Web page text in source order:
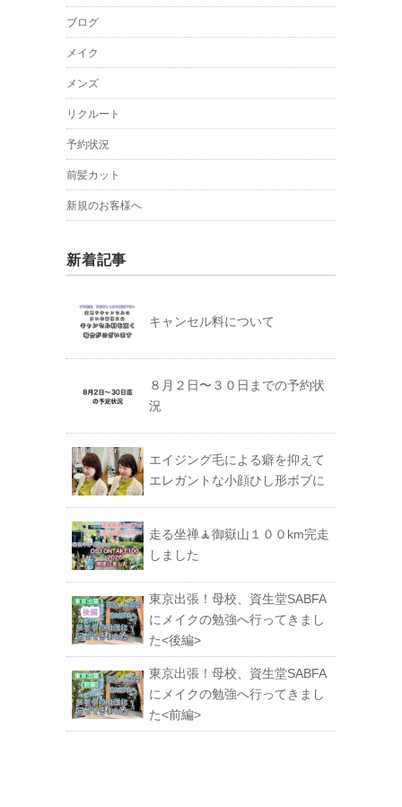
ブログ
メイク
メンズ
リクルート
予約状況
前髪カット
新規のお客様へ
新着記事
キャンセル料について
８月２日〜３０日までの予約状
況
エイジング毛による癖を抑えて
エレガントな小顔ひし形ボブに
走る坐禅🧘御嶽山１００km完走
しました
東京出張！母校、資生堂SABFA
にメイクの勉強へ行ってきまし
た<後編>
東京出張！母校、資生堂SABFA
にメイクの勉強へ行ってきまし
た<前編>